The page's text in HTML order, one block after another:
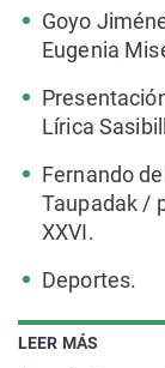
LEER MÁS
Goyo
Eugenia
Lírica
Fernando
Taupadak /
XXVI.
Deportes.